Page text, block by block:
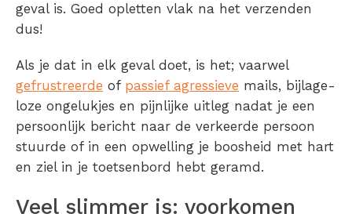
geval is. Goed opletten vlak na het verzenden
dus!
Als je dat in elk geval doet, is het; vaarwel
gefrustreerde of passief agressieve mails, bijlage-
loze ongelukjes en pijnlijke uitleg nadat je een
persoonlijk bericht naar de verkeerde persoon
stuurde of in een opwelling je boosheid met hart
en ziel in je toetsenbord hebt geramd.
Veel slimmer is: voorkomen